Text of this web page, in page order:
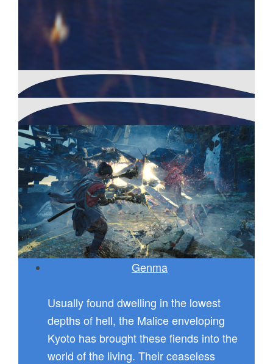
Genma
Usually found dwelling in the lowest
depths of hell, the Malice enveloping
Kyoto has brought these fiends into the
world of the living. Their ceaseless